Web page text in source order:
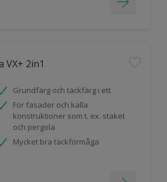
VX+ 2in1
Grundfärg och täckfärg i ett
För fasader och kalla
konstruktioner som t. ex. staket
och pergola
Mycket bra täckförmåga